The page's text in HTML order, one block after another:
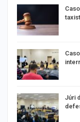
Júri